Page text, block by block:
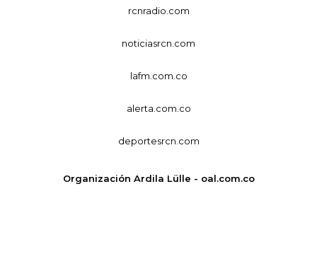
rcnradio.com
noticiasrcn.com
lafm.com.co
alerta.com.co
deportesrcn.com
Organización Ardila Lülle - oal.com.co